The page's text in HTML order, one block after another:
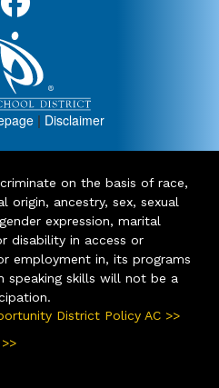
| Disclaimer
on the basis of race,
origin, ancestry, sex, sexual
expression, marital
disability in access or
employment in, its programs
speaking skills will not be a
District Policy AC >>